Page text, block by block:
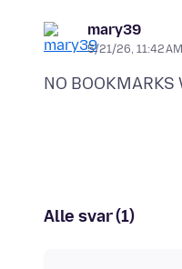
mary39
5/21/26, 11:42 AM
Alle svar (1)